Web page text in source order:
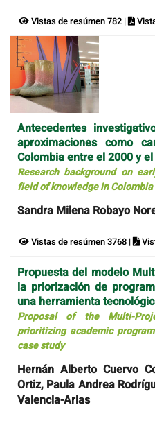
Vistas de resúmen 782 |
Antecedentes
aproximaciones como
Colombia entre el 2000 y
Research background on
field of knowledge in
Sandra Milena Robayo
Vistas de resúmen 3768 |
Propuesta del modelo
la priorización de
una herramienta
Proposal of the Multi-
prioritizing academic
case study
Hernán Alberto Cuervo
Ortiz, Paula Andrea
Valencia-Arias